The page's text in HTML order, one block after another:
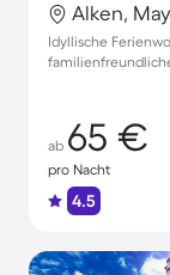
Alken,
Idyllische
ab 65 €
pro Nacht
4.5